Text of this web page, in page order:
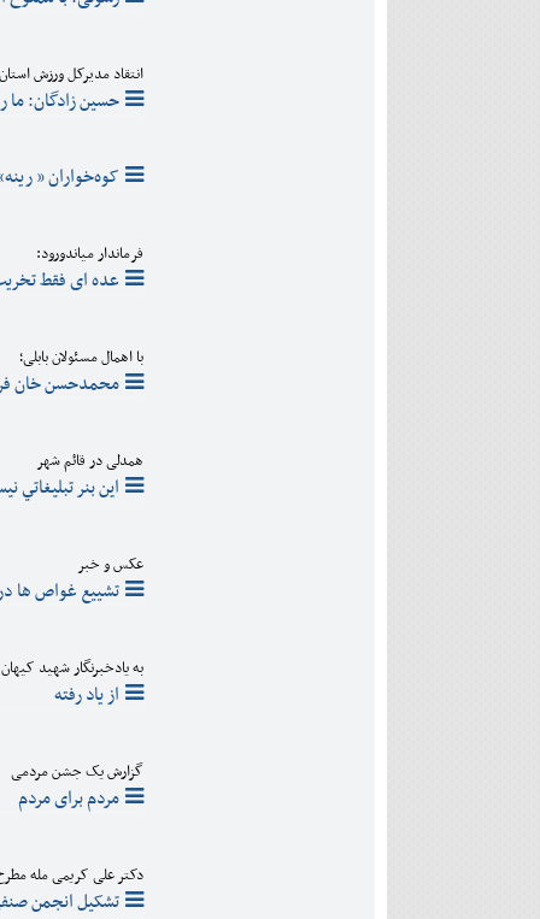
انتقاد مدیرکل ورزش
حسین زادگان: ما
کوه‌خواران «
فرماندار میاندورود:
عده ای فقط
با اهمال مسئولان بابلی؛
محمدحسن خان
همدلی در قائم شهر
اين بنر تبليغاتي
عکس و خبر
تشییع غواص ها
به یادخبرنگار شهید
از یاد رفته
گزارش یک جشن مردمی
مردم برای مردم
دکتر علی کریمی مله
تشکیل انجمن